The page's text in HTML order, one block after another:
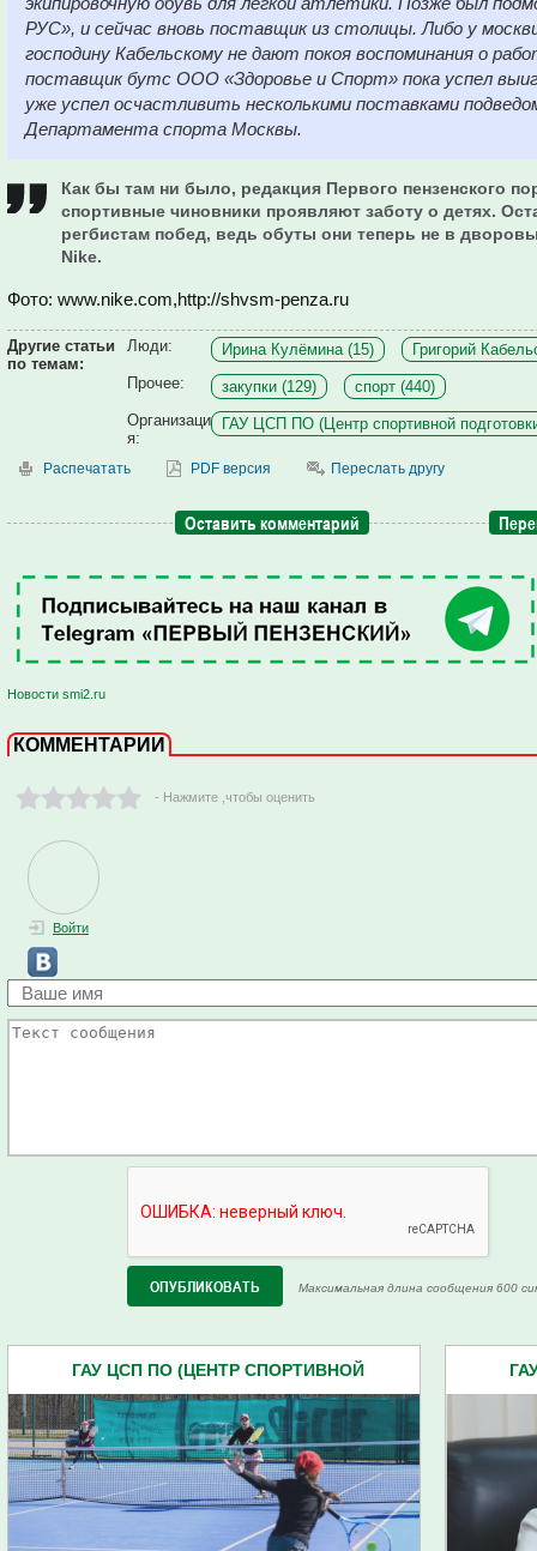
РУС», и сейчас вновь поставщик из столицы. Либо у
господину Кабельскому не дают покоя воспоминания о
поставщик бутс ООО «Здоровье и Спорт» пока успел
уже успел осчастливить несколькими поставками
Департамента спорта Москвы.
Как бы там ни было, редакция Первого пензенского
спортивные чиновники проявляют заботу о детях.
регбистам побед, ведь обуты они теперь не в
Nike.
Фото: www.nike.com,http://shvsm-penza.ru
Другие статьи
по темам:
Люди: Ирина Кулёмина (15)
Григорий
Прочее:
закупки (129)
спорт (440)
Организаци
я:
ГАУ ЦСП ПО (Центр спортивной
Распечатать PDF версия Переслать другу
Оставить комментарий
Новости smi2.ru
КОММЕНТАРИИ
- Нажмите ,чтобы оценить
Войти
Максимальная длина сообщения 600
ГАУ ЦСП ПО (ЦЕНТР СПОРТИВНОЙ